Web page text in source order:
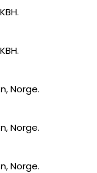
Norge.
Norge.
Norge.